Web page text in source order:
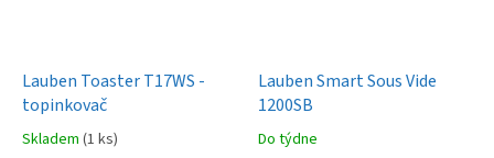
Lauben Toaster T17WS -
topinkovač
Skladem (1 ks)
Lauben Smart Sous Vide
1200SB
Do týdne